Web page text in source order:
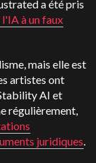
a été pris
à un faux
mais elle est
artistes ont
AI et
régulièrement,
juridiques.